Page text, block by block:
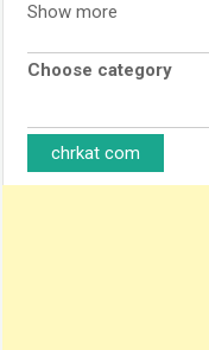
Show more
Choose category
chrkat com